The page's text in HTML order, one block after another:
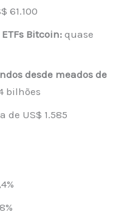
61.100
Bitcoin: quase
desde meados de
bilhões
de US$ 1.585
8%